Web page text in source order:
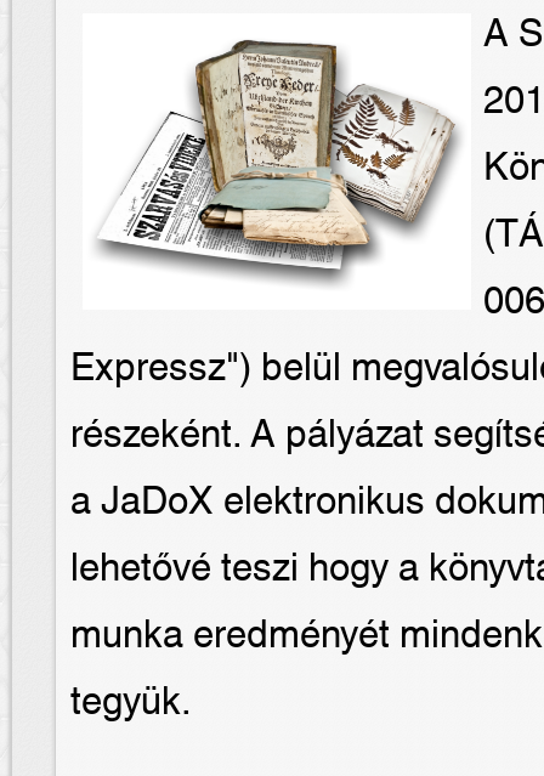
A
Expressz") belül
részeként. A pályázat
a JaDoX elektronikus
lehetővé teszi hogy a
munka eredményét
tegyük.